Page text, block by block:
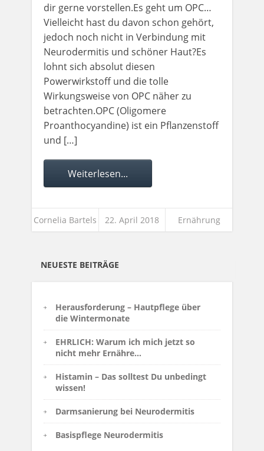
dir gerne vorstellen.Es geht um OPC…​​​​​
Vielleicht hast du davon schon gehört,
jedoch noch nicht in Verbindung mit
Neurodermitis und schöner Haut?Es
lohnt sich absolut diesen
Powerwirkstoff und die tolle
Wirkungsweise von OPC näher zu
betrachten.OPC (Oligomere
Proanthocyandine) ist ein Pflanzenstoff
und […]
Weiterlesen...
Cornelia Bartels 22. April 2018 Ernährung
NEUESTE BEITRÄGE
Herausforderung – Hautpflege über
die Wintermonate
EHRLICH: Warum ich mich jetzt so
nicht mehr Ernähre…
Histamin – Das solltest Du unbedingt
wissen!
Darmsanierung bei Neurodermitis
Basispflege Neurodermitis